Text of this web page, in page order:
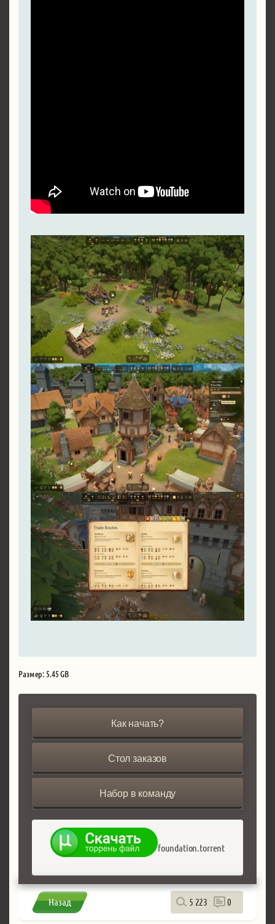
Размер: 5.45 GB
Как начать?
Стол заказов
Набор в команду
foundation.torrent
Назад 5 223 0